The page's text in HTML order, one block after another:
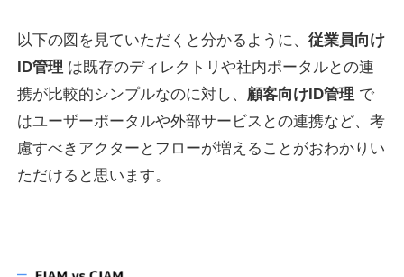
以下の図を見ていただくと分かるように、従業員向け
ID管理 は既存のディレクトリや社内ポータルとの連
携が比較的シンプルなのに対し、 顧客向けID管理 で
はユーザーポータルや外部サービスとの連携など、考
慮すべきアクターとフローが増えることがおわかりい
ただけると思います。